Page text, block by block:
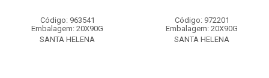
Código: 963541
Embalagem: 20X90G
SANTA HELENA
Código: 972201
Embalagem: 20X90G
SANTA HELENA